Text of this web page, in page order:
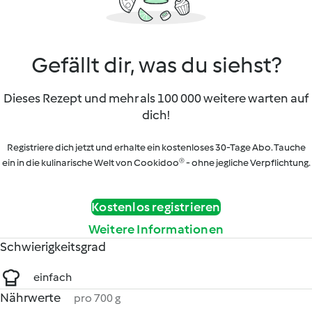
Gefällt dir, was du siehst?
Dieses Rezept und mehr als 100 000 weitere warten auf
dich!
Registriere dich jetzt und erhalte ein kostenloses 30-Tage Abo. Tauche
ein in die kulinarische Welt von Cookidoo® - ohne jegliche Verpflichtung.
Kostenlos registrieren
Weitere Informationen
Schwierigkeitsgrad
einfach
Nährwerte pro 700 g